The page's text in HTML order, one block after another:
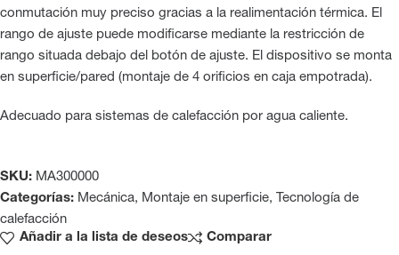
conmutación muy preciso gracias a la realimentación térmica. El
rango de ajuste puede modificarse mediante la restricción de
rango situada debajo del botón de ajuste. El dispositivo se monta
en superficie/pared (montaje de 4 orificios en caja empotrada).
Adecuado para sistemas de calefacción por agua caliente.
SKU: MA300000
Categorías: Mecánica, Montaje en superficie, Tecnología de
calefacción
Añadir a la lista de deseos
Comparar